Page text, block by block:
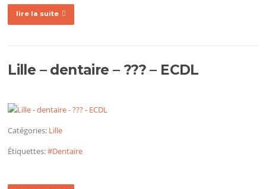
lire la suite
Lille – dentaire – ??? – ECDL
Catégories: Lille
Étiquettes:#Dentaire